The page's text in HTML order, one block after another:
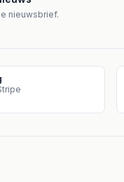
nieuwsbrief.